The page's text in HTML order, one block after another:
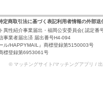
定商取引法に基づく表記利用者情報の外部送
異性紹介事業届出・福岡公安委員会( 認定番
事業者届出済 届出番号H4-094
ル/HAPPYMAIL』商標登録第5150003号
標登録第6953061号
© マッチングサイト/マッチングアプリ /